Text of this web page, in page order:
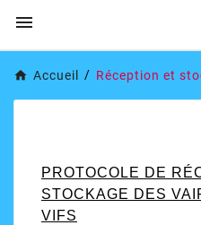

Accueil Réception et
PROTOCOLE DE
STOCKAGE DES
VIFS